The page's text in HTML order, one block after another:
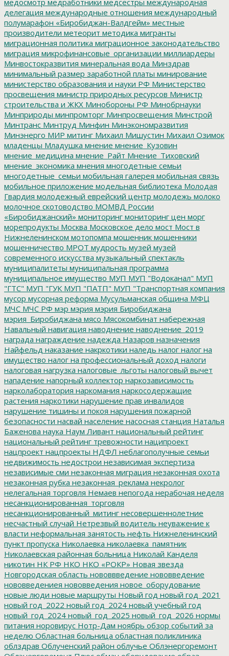
делегация международные отношения международный
полумарафон «Биробиджан-Валдгейм» местные
производители метеорит методика мигранты
миграционная политика миграционное законодательство
миграция микрофинансовые_организации миллиардеры
Минвостокразвития минеральная вода Минздрав
минимальный размер заработной платы минирование
министерство образования и науки РФ Министерство
просвещения министр природных ресурсов Министр
строительства и ЖКХ Минобороны РФ Минобрнауки
Минприроды минпромторг Минпросвещения Минстрой
Минтранс Минтруд Минфин Минэкономразвития
Минэнерго МИР митинг Михаил Мишустин Михаил Озимок
младенцы Младушка мнение мнение_Кузовин
мнение_медицина мнение_Райт Мнение_Тиховский
мнение_экономика мнения многодетные семьи
многодетные_семьи мобильная галерея мобильная связь
мобильное приложение модельная библиотека Молодая
Гвардия молодежный еврейский центр молодежь молоко
молочное скотоводство МОМВД России
«Биробиджанский» мониторинг мониторинг цен морг
морепродукты Москва Московское дело мост Мост в
Нижнеленинском мотопомпа мошенник мошенники
мошенничество МРОТ мудрость музей музей
современного искусства музыкальный спектакль
муниципалитеты муниципальная программа
муниципальное имущество МУП МУП "Водоканал" МУП
"ГТС" МУП "ГУК МУП "ПАТП" МУП "Транспортная компания
мусор мусорная реформа Мусульманская община МФЦ
МЧС МЧС РФ мэр мэрия мэрия Биробиджана
мэрия_Биробиджана мясо Мясокомбинат набережная
Навальный навигация наводнение наводнение_2019
награда награждение надежда Назаров назначения
Найфельд наказание накркотики наледь налог налог на
имущество налог на профессиональный доход налоги
налоговая нагрузка налоговые_льготы налоговый вычет
нападение напорный коллектор наркозависимость
нарколаборатория наркомания наркосодержащие
растения наркотики нарушение прав инвалидов
нарушение тишины и покоя нарушения пожарной
безопасности насвай население насосная станция Наталья
Баженова наука Наум Ливант национальный рейтинг
национальный рейтинг тревожности наципроект
нацпроект нацпроекты НДФЛ неблагополучные семьи
недвижимость недострои независимая экспертиза
независимые сми незаконная миграция незаконная охота
незаконная рубка незаконная_реклама некролог
нелегальная торговля Немаев непогода нерабочая неделя
несанкционированная_торговля
несанкционированный_митинг несовершеннолетние
несчастный случай Нетрезвый водитель неуважение к
власти неформальная занятость нефть Нижнеленинский
пункт пропуска Николаевка николаевка_памятник
Николаевская районная больница Николай Канделя
никотин НК РФ НКО НКО «РОКР» Новая звезда
Новгородская область нововвведение нововведение
нововведениея нововведения новое_оборудование
новые люди новые маршруты Новый год новый год_2021
новый год_2022 новый год_2024 новый учебный год
новый_год_2024 новый_год_2025 новый_год_2026 нормы
питания норовирус Нотр-Дам ноябрь обзор событий за
неделю Областная больница областная поликлиника
облздрав Облученский район облучье Облэнергоремонт